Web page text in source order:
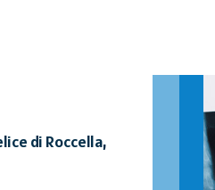
di Roccella,